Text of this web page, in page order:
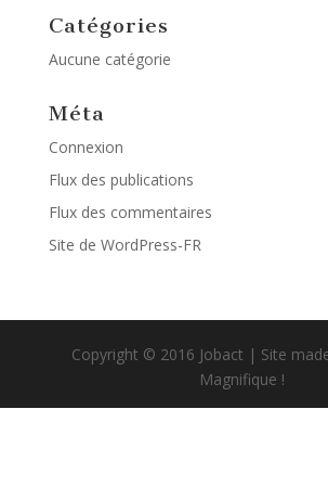
Catégories
Aucune catégorie
Méta
Connexion
Flux des publications
Flux des commentaires
Site de WordPress-FR
Copyright © 2016 Jobact | Site
Magnifique !